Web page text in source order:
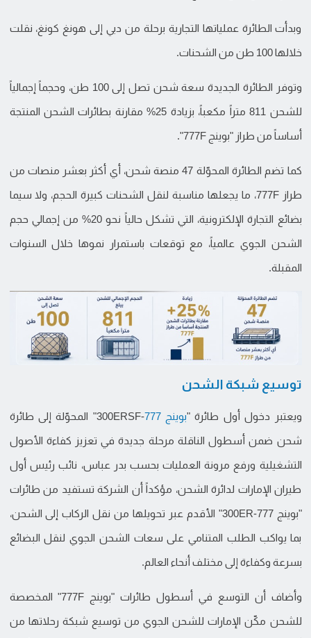
وبدأت الطائرة عملياتها التجارية برحلة من دبي إلى هونغ كونغ، نقلت
خلالها 100 طن من الشحنات.
وتوفر الطائرة الجديدة سعة شحن تصل إلى 100 طن، وحجماً إجمالياً
للشحن 811 متراً مكعباً، بزيادة 25% مقارنة بطائرات الشحن المنتجة
أساساً من طراز "بوينج 777F".
كما تضم الطائرة المحوّلة 47 منصة شحن، أي أكثر بعشر منصات من
طراز 777F، ما يجعلها مناسبة لنقل الشحنات كبيرة الحجم، ولا سيما
بضائع التجارة الإلكترونية، التي تشكل حالياً نحو 20% من إجمالي حجم
الشحن الجوي عالمياً، مع توقعات باستمرار نموها خلال السنوات
المقبلة.
توسيع شبكة الشحن
ويعتبر دخول أول طائرة "بوينج 777 -300ERSF" المحوّلة إلى طائرة
شحن ضمن أسطول الناقلة مرحلة جديدة في تعزيز كفاءة الأصول
التشغيلية ورفع مرونة العمليات بحسب بدر عباس، نائب رئيس أول
طيران الإمارات لدائرة الشحن، مؤكداً أن الشركة تستفيد من طائرات
"بوينج 777-300ER" الأقدم عبر تحويلها من نقل الركاب إلى الشحن،
بما يواكب الطلب المتنامي على سعات الشحن الجوي لنقل البضائع
بسرعة وكفاءة إلى مختلف أنحاء العالم.
وأضاف أن التوسع في أسطول طائرات "بوينج 777F" المخصصة
للشحن مكّن الإمارات للشحن الجوي من توسيع شبكة رحلاتها من